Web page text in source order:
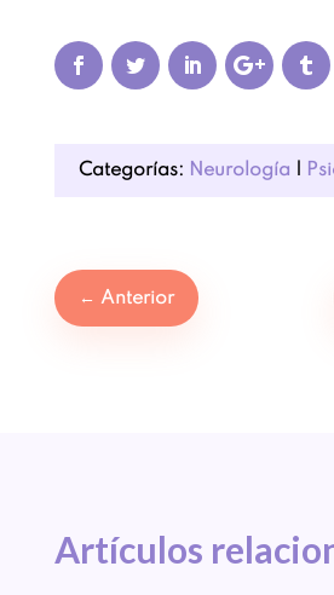
Categorías: Neurología
← Anterior
Artículos